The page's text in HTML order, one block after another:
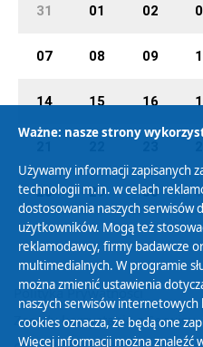
31 01 02
07 08 09
14 15 16
28 29 30
Polityka Prywatności
Zasady korzystania z Serwisu
Ważne: nasze strony
Używamy informacji zapisanych
technologii m.in. w celach
dostosowania naszych serwisów
użytkowników. Mogą też
reklamodawcy, firmy badawcze
multimedialnych. W programie
można zmienić ustawienia
naszych serwisów
cookies oznacza, że będą one
Więcej informacji można znaleźć